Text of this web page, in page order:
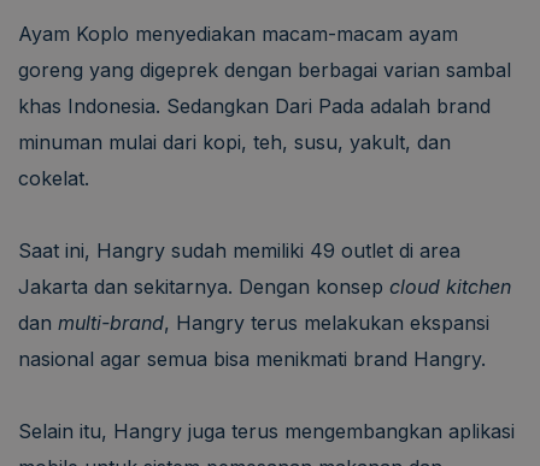
Ayam Koplo menyediakan macam-macam ayam
goreng yang digeprek dengan berbagai varian sambal
khas Indonesia. Sedangkan Dari Pada adalah brand
minuman mulai dari kopi, teh, susu, yakult, dan
cokelat.
Saat ini, Hangry sudah memiliki 49 outlet di area
Jakarta dan sekitarnya. Dengan konsep cloud kitchen
dan multi-brand, Hangry terus melakukan ekspansi
nasional agar semua bisa menikmati brand Hangry.
Selain itu, Hangry juga terus mengembangkan aplikasi